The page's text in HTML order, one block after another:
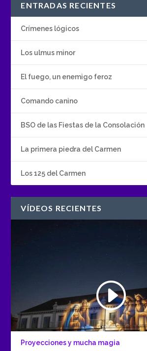
ENTRADAS RECIENTES
Crímenes lógicos
Los ulmus minor
El fuego, un enemigo feroz
Comando canino
BSO de las Fiestas de la Consolación
La primera piedra del Carmen
Los 125 del Carmen
VÍDEOS RECIENTES
Proyecciones y mucha magia